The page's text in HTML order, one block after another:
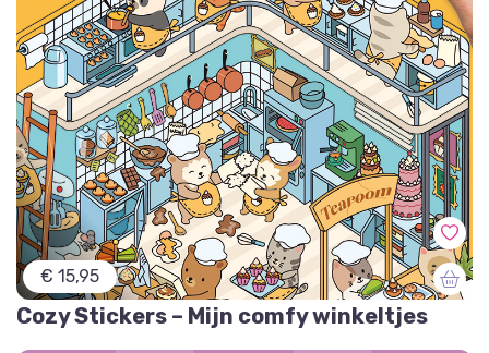
€ 15,95
Cozy Stickers – Mijn comfy winkeltjes